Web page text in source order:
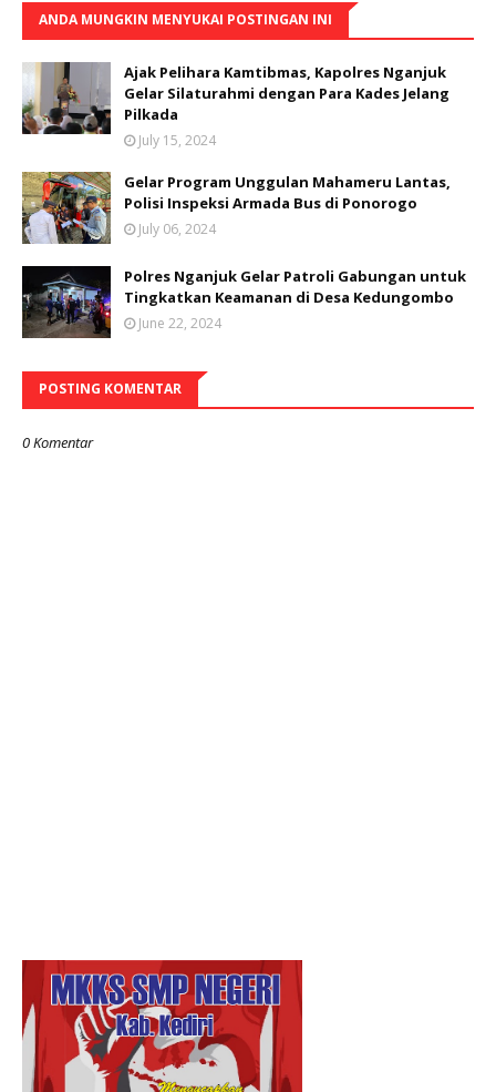
ANDA MUNGKIN MENYUKAI POSTINGAN INI
Ajak Pelihara Kamtibmas, Kapolres Nganjuk
Gelar Silaturahmi dengan Para Kades Jelang
Pilkada
July 15, 2024
Gelar Program Unggulan Mahameru Lantas,
Polisi Inspeksi Armada Bus di Ponorogo
July 06, 2024
Polres Nganjuk Gelar Patroli Gabungan untuk
Tingkatkan Keamanan di Desa Kedungombo
June 22, 2024
POSTING KOMENTAR
0 Komentar